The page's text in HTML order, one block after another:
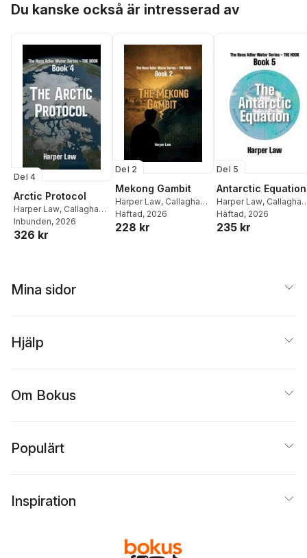
Du kanske också är intresserad av
Del 4
Arctic Protocol
Harper Law, Callaghan
Publications
Inbunden, 2026
326 kr
Del 2
Mekong Gambit
Harper Law, Callaghan
Publications
Häftad, 2026
228 kr
Del 5
Antarctic Equation
Harper Law, Callaghan
Publications
Häftad, 2026
235 kr
Mina sidor
Hjälp
Om Bokus
Populärt
Inspiration